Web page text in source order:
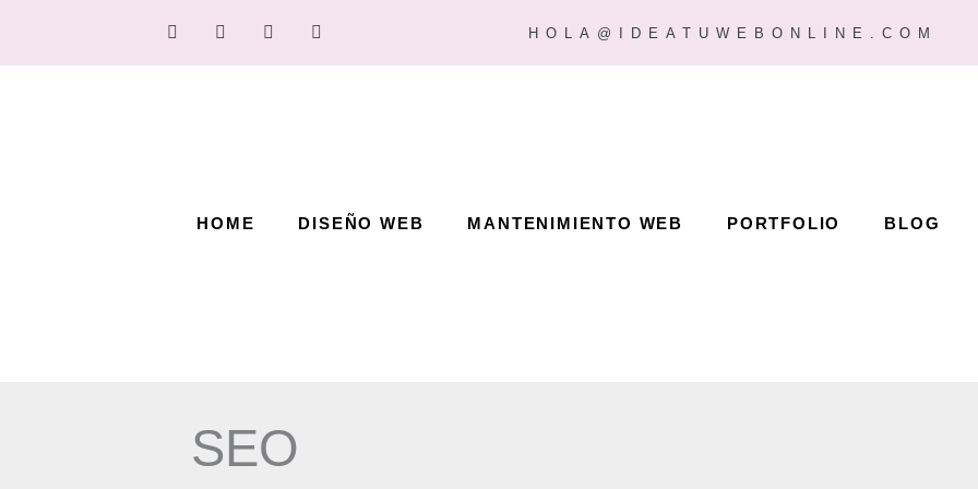
HOLA@IDEATUWEBONLINE.COM
HOME DISEÑO WEB MANTENIMIENTO WEB PORTFOLIO BLOG
SEO